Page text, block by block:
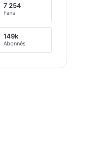
7 254
Fans
149k
Abonnés